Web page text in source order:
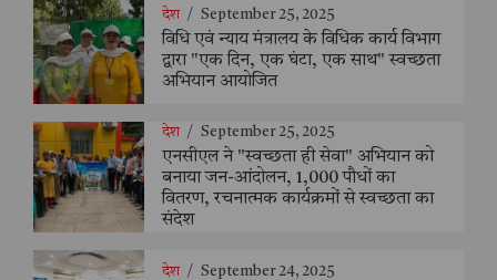
देश / September 25, 2025
विधि एवं न्याय मंत्रालय के विधिक कार्य विभाग
द्वारा "एक दिन, एक घंटा, एक साथ" स्वच्छता
अभियान आयोजित
देश / September 25, 2025
एनसीएल ने "स्वच्छता ही सेवा" अभियान को
बनाया जन-आंदोलन, 1,000 पौधों का
वितरण, रचनात्मक कार्यक्रमों से स्वच्छता का
संदेश
देश / September 24, 2025